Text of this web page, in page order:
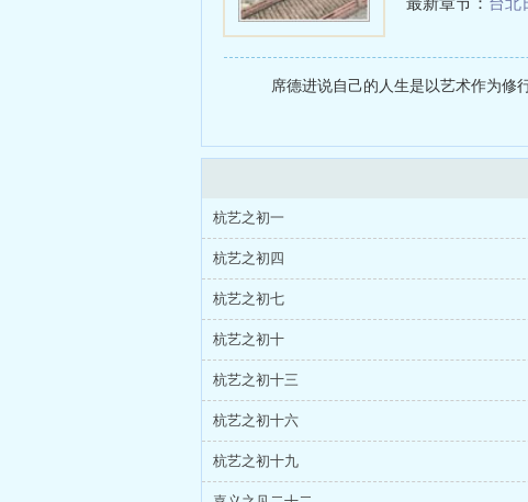
席德进说自己的人生是以艺术作为修
杭艺之初一
杭艺之初四
杭艺之初七
杭艺之初十
杭艺之初十三
杭艺之初十六
杭艺之初十九